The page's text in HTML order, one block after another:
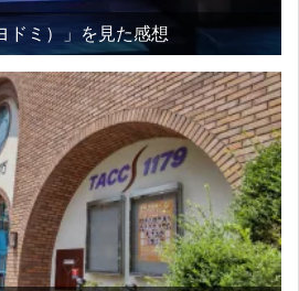
ドミ）」を見た感想